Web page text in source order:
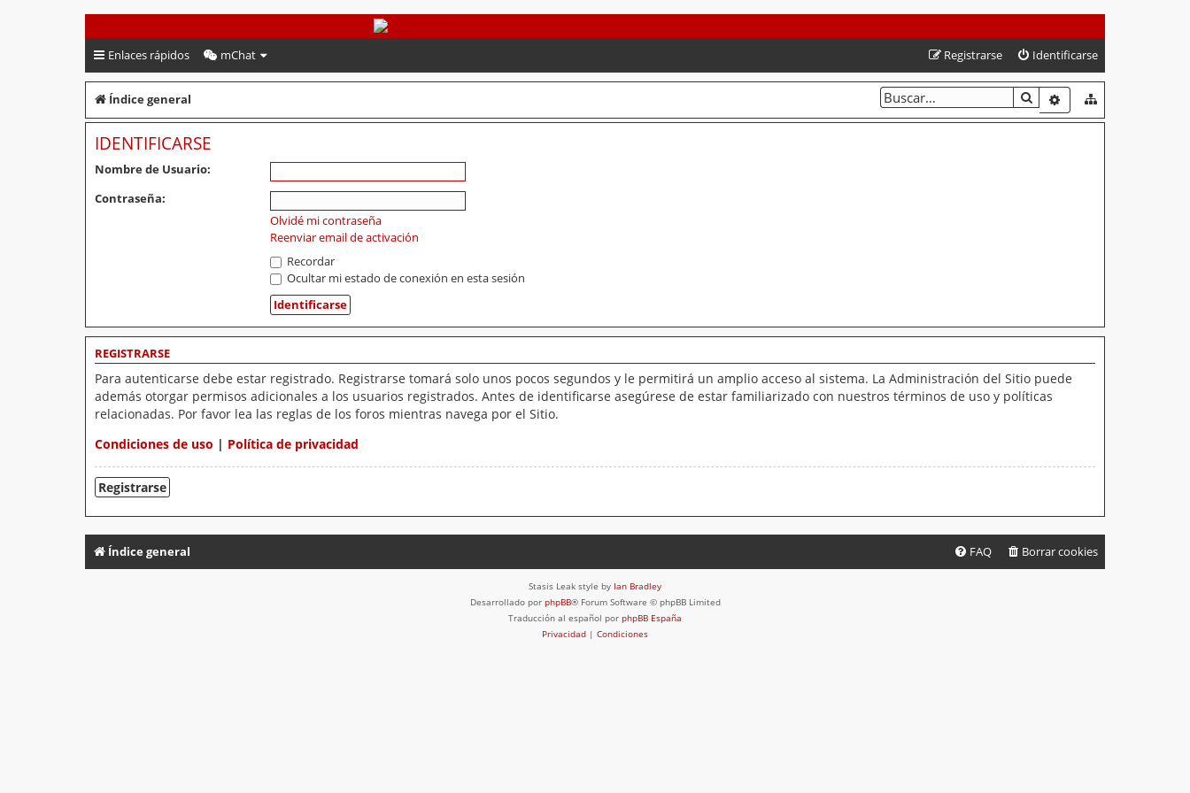
PeruVoley.com
Enlaces rápidos mChat Identificarse
Registrarse
Índice general BUSCARBÚSQUEDA
IDENTIFICARSE
Nombre de Usuario:
Contraseña:
Olvidé mi contraseña
Reenviar email de activación
Recordar
Ocultar mi estado de conexión en esta sesión
REGISTRARSE
Para autenticarse debe estar registrado. Registrarse tomará solo unos pocos segundos y le permitirá un amplio acceso al sistema. La Administración del Sitio puede
además otorgar permisos adicionales a los usuarios registrados. Antes de identificarse asegúrese de estar familiarizado con nuestros términos de uso y políticas
relacionadas. Por favor lea las reglas de los foros mientras navega por el Sitio.
Condiciones de uso | Política de privacidad
Registrarse
Índice general Borrar cookies
FAQ
Stasis Leak style by Ian Bradley
Desarrollado por phpBB® Forum Software © phpBB Limited
Traducción al español por phpBB España
Privacidad | Condiciones